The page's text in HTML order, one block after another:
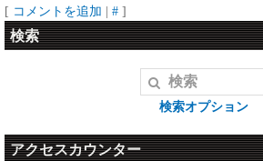
[ コメントを追加 # ]
検索
検索オプション
アクセスカウンター